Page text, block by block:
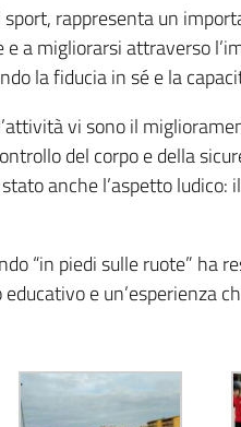
rappresenta un
a migliorarsi attraverso
la fiducia in sé e la
vi sono il
del corpo e della
anche l’aspetto
“in piedi sulle ruote” ha
e un’esperienza